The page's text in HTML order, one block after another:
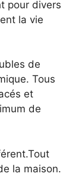
pour divers
la vie
de
Tous
et
de
la maison.